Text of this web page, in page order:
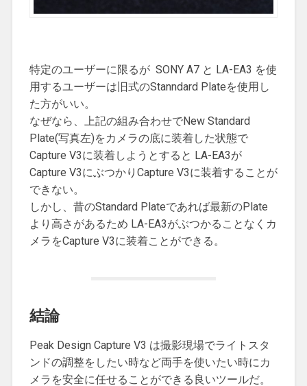
特定のユーザーに限るが SONY A7 と LA-EA3 を使
用するユーザーは旧式のStanndard Plateを使用し
た方がいい。
なぜなら、上記の組み合わせでNew Standard
Plate(写真左)をカメラの底に装着した状態で
Capture V3に装着しようとすると LA-EA3が
Capture V3にぶつかりCapture V3に装着することが
できない。
しかし、昔のStandard Plateであれば最新のPlate
より高さがあるため LA-EA3がぶつかることなくカ
メラをCapture V3に装着ことができる。
結論
Peak Design Capture V3 は撮影現場でライトスタ
ンドの調整をしたい時など両手を使いたい時にカ
メラを安全に任せることができる良いツールだ。